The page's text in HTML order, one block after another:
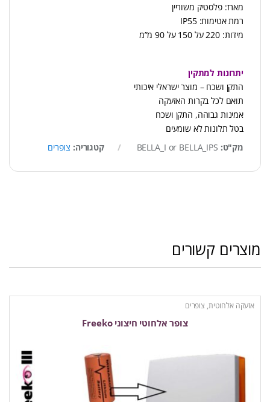
מארז: פלסטיק משוריין
רמת אטימות: IP55
מידות: 220 על 150 על 90 מ”מ
יתרונות למתקין
התקן ושכח – מוצר ישראלי איכותי
תואם לכל בקרות האזעקה
אמינות גבוהה, התקן ושכח
בטל תלונות לא שומעים
מק"ט: BELLA_I or BELLA_IPS קטגוריה: צופרים
מוצרים קשורים
אזעקה אלחוטית, צופרים
צופר אלחוטי חיצוני Freeko